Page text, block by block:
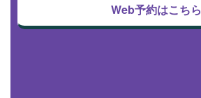
Web予約はこちら